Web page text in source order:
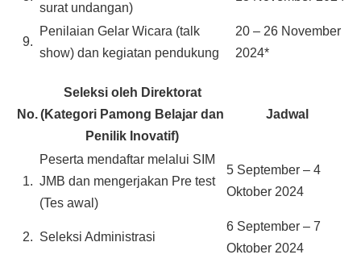
surat undangan)
9.
Penilaian Gelar Wicara (talk
show) dan kegiatan pendukung
20 – 26 November
2024*
No.
Seleksi oleh Direktorat
(Kategori Pamong Belajar dan
Penilik Inovatif)
Jadwal
1.
Peserta mendaftar melalui SIM
JMB dan mengerjakan Pre test
(Tes awal)
5 September – 4
Oktober 2024
2. Seleksi Administrasi
6 September – 7
Oktober 2024